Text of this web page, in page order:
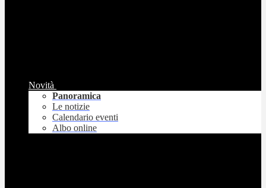
Novità
Panoramica
Le notizie
Calendario eventi
Albo online